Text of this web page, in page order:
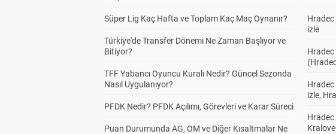
3 Toplam Gol
Korner Sayısı Altı/
10,5
Süper Lig Kaç Hafta ve Toplam Kaç Maç Oynanır?
Türkiye'de Transfer Dönemi Ne Zaman Başlıyor ve
Bitiyor?
TFF Yabancı Oyuncu Kuralı Nedir? Güncel Sezonda
Nasıl Uygulanıyor?
PFDK Nedir? PFDK Açılımı, Görevleri ve Karar Süreci
Puan Durumunda AG, OM ve Diğer Kısaltmalar Ne
Hradec
izle
Hradec
Hradec
izle,